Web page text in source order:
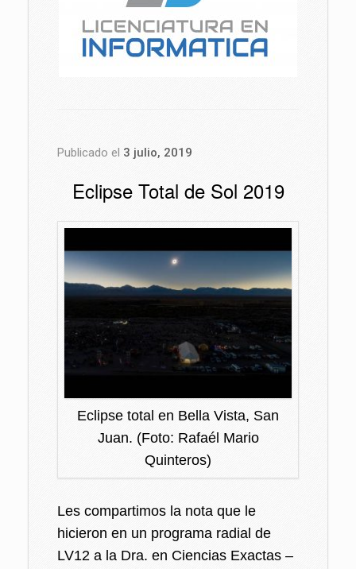
Publicado el 3 julio, 2019
Eclipse Total de Sol 2019
Eclipse total en Bella Vista, San
Juan. (Foto: Rafaél Mario
Quinteros)
Les compartimos la nota que le
hicieron en un programa radial de
LV12 a la Dra. en Ciencias Exactas –